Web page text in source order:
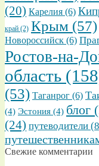
(20) Карелия (6)
край (2) Крым (57)
Новороссийск (6)
Ростов-на-
область
(53) Таганрог (6)
(4) Эстония (4) блог
(24) путеводители
Свежие комментарии